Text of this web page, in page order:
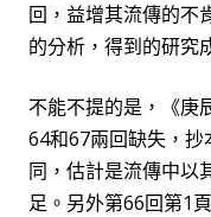
回，益增其流傳的不
的分析，得到的研究
不能不提的是，《庚
64和67兩回缺失，
同，估計是流傳中以
足。另外第66回第1